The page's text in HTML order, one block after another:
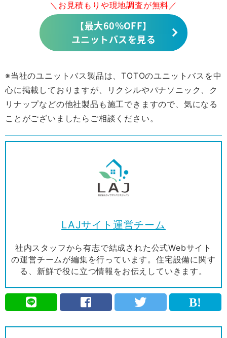
＼お見積もりや現地調査が無料／
【最大60%OFF】
ユニットバスを見る
※当社のユニットバス製品は、TOTOのユニットバスを中
心に掲載しておりますが、リクシルやパナソニック、ク
リナップなどの他社製品も施工できますので、気になる
ことがございましたらご相談ください。
LAJサイト運営チーム
社内スタッフから有志で結成された公式Webサイト
の運営チームが編集を行っています。住宅設備に関す
る、新鮮で役に立つ情報をお伝えしていきます。